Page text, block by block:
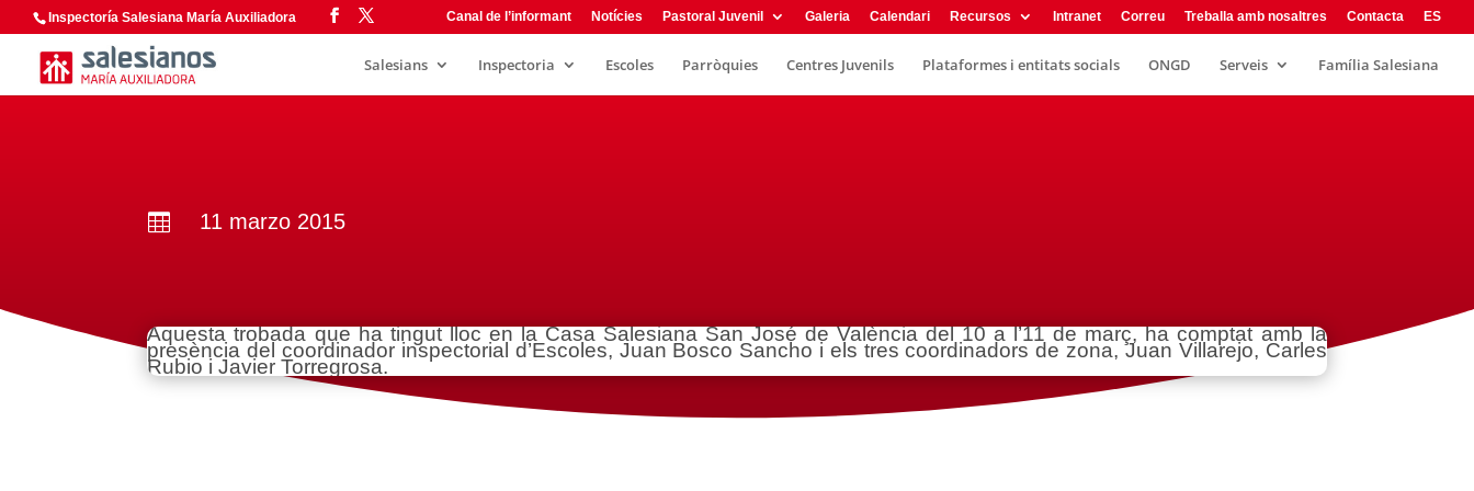
Inspectoría Salesiana María Auxiliadora Canal de l’informant Notícies Pastoral Juvenil Galeria Calendari Recursos Intranet Correu Treballa amb nosaltres Contacta ES
Salesians Inspectoria Escoles Parròquies Centres Juvenils Plataformes i entitats socials ONGD Serveis Família Salesiana
 11 marzo 2015
Aquesta trobada que ha tingut lloc en la Casa Salesiana San José de València del 10 a l’11 de març, ha comptat amb la
presència del coordinador inspectorial d’Escoles, Juan Bosco Sancho i els tres coordinadors de zona, Juan Villarejo, Carles
Rubio i Javier Torregrosa.